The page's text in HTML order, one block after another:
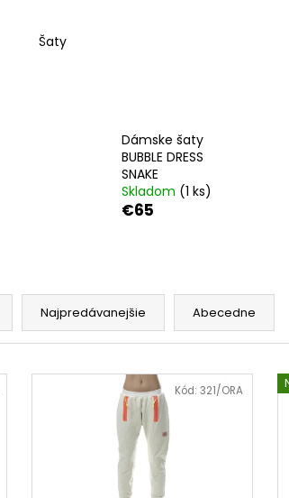
Šaty
Dámske šaty
BUBBLE DRESS
SNAKE
Skladom (1 ks)
€65
Najpredávanejšie Abecedne
Kód: 321/ORA